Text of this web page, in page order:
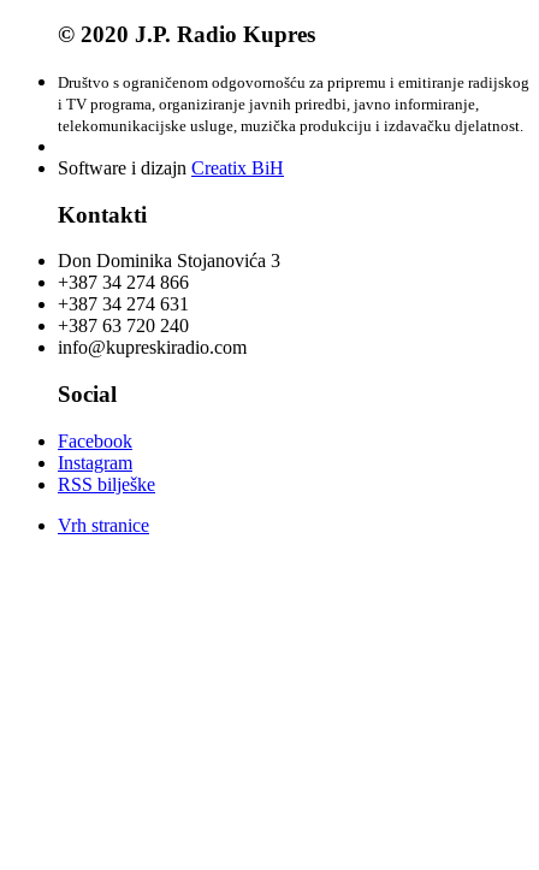
© 2020 J.P. Radio Kupres
Društvo s ograničenom odgovornošću za pripremu i emitiranje radijskog
i TV programa, organiziranje javnih priredbi, javno informiranje,
telekomunikacijske usluge, muzička produkciju i izdavačku djelatnost.
Software i dizajn Creatix BiH
Kontakti
Don Dominika Stojanovića 3
+387 34 274 866
+387 34 274 631
+387 63 720 240
info@kupreskiradio.com
Social
Facebook
Instagram
RSS bilješke
Vrh stranice